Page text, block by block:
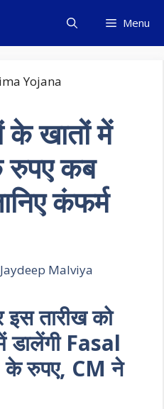
Menu
के खातों में
रुपए कब
कंफर्म
Jaydeep Malviya
तारीख को
डालेंगी Fasal
रुपए, CM ने